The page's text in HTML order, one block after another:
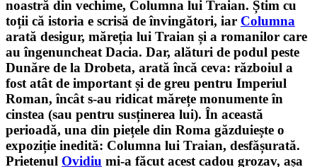
noastră din vechime, Columna lui Traian. Știm cu
toții că istoria e scrisă de învingători, iar Columna
arată desigur, măreția lui Traian și a romanilor care
au îngenuncheat Dacia. Dar, alături de podul peste
Dunăre de la Drobeta, arată încă ceva: războiul a
fost atât de important și de greu pentru Imperiul
Roman, încât s-au ridicat mărețe monumente în
cinstea (sau pentru susținerea lui). În această
perioadă, una din piețele din Roma găzduiește o
expoziție inedită: Columna lui Traian, desfășurată.
Prietenul Ovidiu mi-a făcut acest cadou grozav, așa